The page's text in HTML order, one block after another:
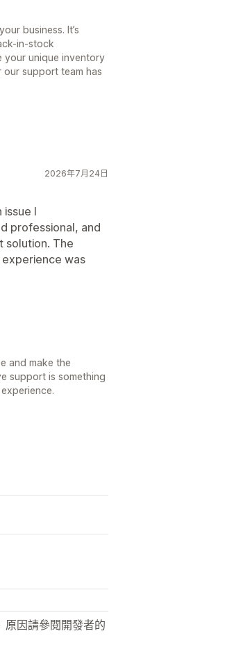
business. It’s
in-stock
your unique inventory
our support team has
2026年7月24日
I
professional, and
solution. The
was
and make the
support is something
原因請參閱開發者的